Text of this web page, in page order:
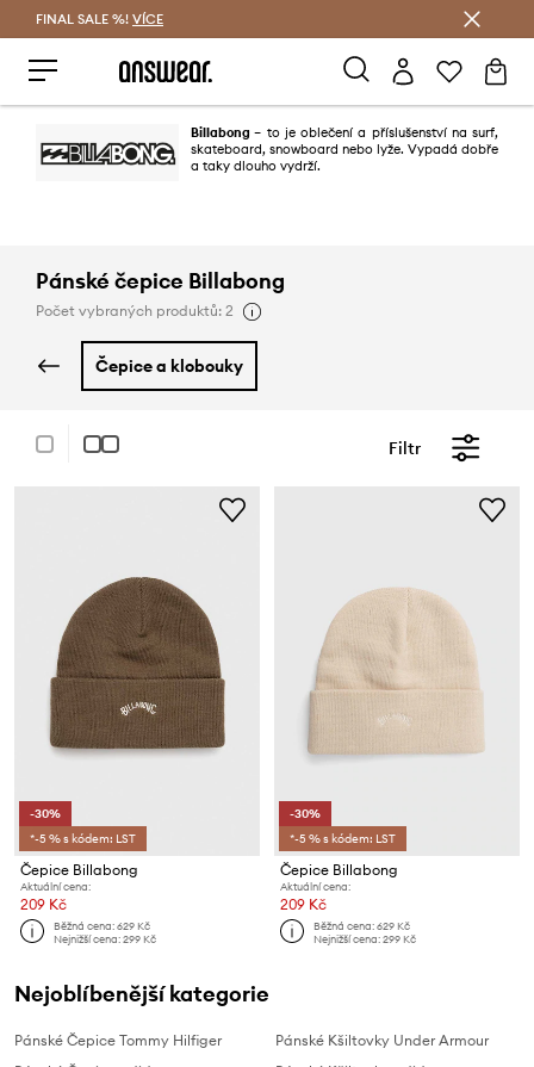
FINAL SALE %! VÍCE
Billabong– to je oblečení a příslušenství na surf,
skateboard, snowboard nebo lyže. Vypadá dobře
a taky dlouho vydrží.
Pánské čepice Billabong
Počet vybraných produktů: 2
čepice a klobouky
Filtr
-30%
*-5 % s kódem: LST
Čepice Billabong
Aktuální cena:
209 Kč
Běžná cena:629 Kč
Nejnižší cena:299 Kč
-30%
*-5 % s kódem: LST
Čepice Billabong
Aktuální cena:
209 Kč
Běžná cena:629 Kč
Nejnižší cena:299 Kč
Nejoblíbenější kategorie
Pánské Čepice Tommy Hilfiger
Pánské Kšiltovky Under Armour